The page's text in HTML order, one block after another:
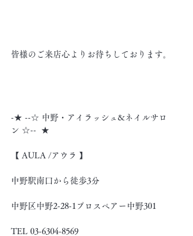
皆様のご来店心よりお待ちしております。
-★ --☆ 中野・アイラッシュ&ネイルサロ
ン ☆--  ★
【 AULA /アウラ 】
中野駅南口から徒歩3分
中野区中野2-28-1プロスペアー中野301
TEL 03-6304-8569